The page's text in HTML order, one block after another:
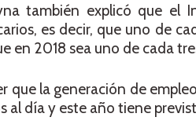
también explicó que el
es decir, que uno de
en 2018 sea uno de cada
que la generación de
al día y este año tiene